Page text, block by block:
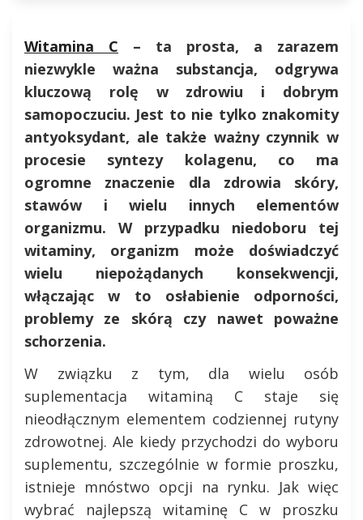
Witamina C – ta prosta, a zarazem
niezwykle ważna substancja, odgrywa
kluczową rolę w zdrowiu i dobrym
samopoczuciu. Jest to nie tylko znakomity
antyoksydant, ale także ważny czynnik w
procesie syntezy kolagenu, co ma
ogromne znaczenie dla zdrowia skóry,
stawów i wielu innych elementów
organizmu. W przypadku niedoboru tej
witaminy, organizm może doświadczyć
wielu niepożądanych konsekwencji,
włączając w to osłabienie odporności,
problemy ze skórą czy nawet poważne
schorzenia.
W związku z tym, dla wielu osób
suplementacja witaminą C staje się
nieodłącznym elementem codziennej rutyny
zdrowotnej. Ale kiedy przychodzi do wyboru
suplementu, szczególnie w formie proszku,
istnieje mnóstwo opcji na rynku. Jak więc
wybrać najlepszą witaminę C w proszku